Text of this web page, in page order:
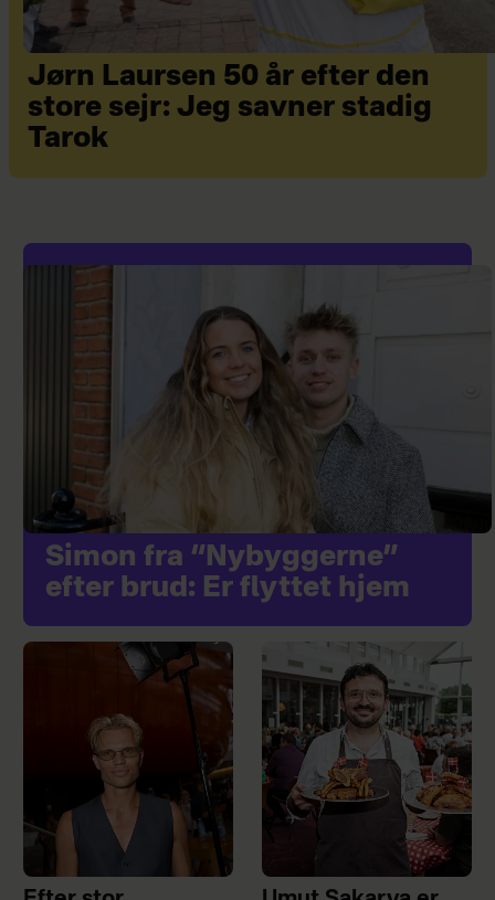
Jørn Laursen 50 år efter den
store sejr: Jeg savner stadig
Tarok
Simon fra “Nybyggerne”
efter brud: Er flyttet hjem